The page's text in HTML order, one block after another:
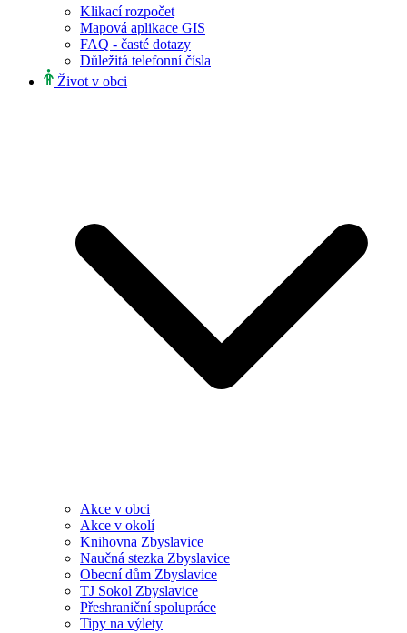
Klikací rozpočet
Mapová aplikace GIS
FAQ - časté dotazy
Důležitá telefonní čísla
Život v obci
Akce v obci
Akce v okolí
Knihovna Zbyslavice
Naučná stezka Zbyslavice
Obecní dům Zbyslavice
TJ Sokol Zbyslavice
Přeshraniční spolupráce
Tipy na výlety